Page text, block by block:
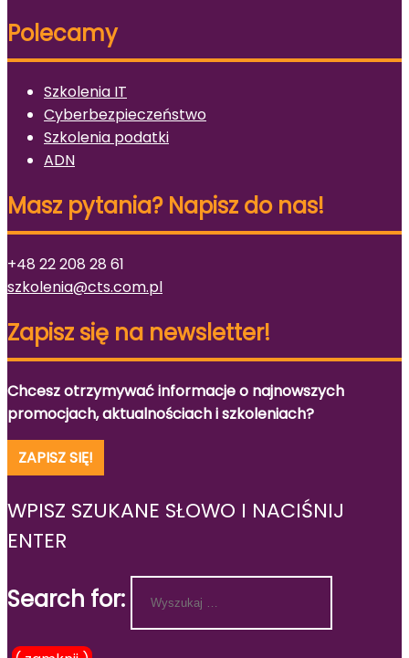
Polecamy
Szkolenia IT
Cyberbezpieczeństwo
Szkolenia podatki
ADN
Masz pytania? Napisz do nas!
+48 22 208 28 61
szkolenia@cts.com.pl
Zapisz się na newsletter!
Chcesz otrzymywać informacje o najnowszych
promocjach, aktualnościach i szkoleniach?
ZAPISZ SIĘ!
WPISZ SZUKANE SŁOWO I NACIŚNIJ
ENTER
Search for: